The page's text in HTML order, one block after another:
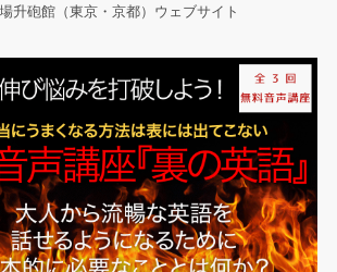
升砲館（東京・京都）ウェブサイト